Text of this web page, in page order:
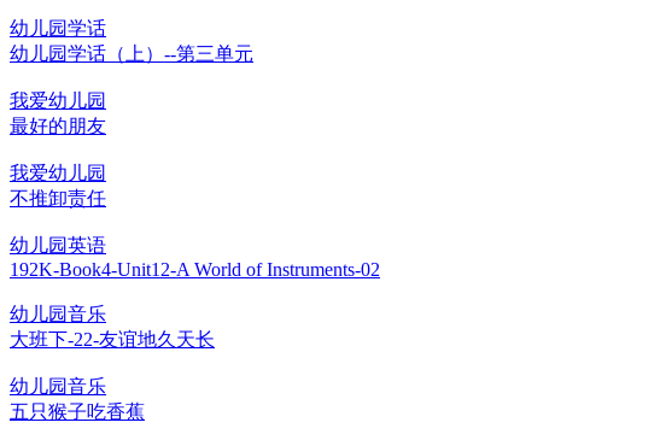
幼儿园学话
幼儿园学话（上）--第三单元
我爱幼儿园
最好的朋友
我爱幼儿园
不推卸责任
幼儿园英语
192K-Book4-Unit12-A World of Instruments-02
幼儿园音乐
大班下-22-友谊地久天长
幼儿园音乐
五只猴子吃香蕉